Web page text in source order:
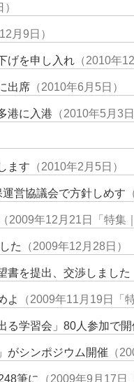
月9日）
げを申し入れ（2010年12
出席（2010年6月5日）
港に入港 （2010年5月3日
ます （2010年2月5日）
営協議会で方針しめす
（2009年12月21日「特集
た （2009年12月28日）
を提出、交渉しました
よ （2009年11月19日「
る学習会」80人参加で開
がシンポジウム開催 （
筆に （2009年9月17日